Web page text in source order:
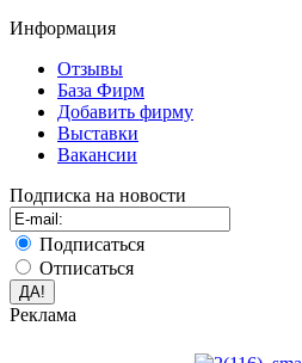
Информация
Отзывы
База Фирм
Добавить фирму
Выставки
Вакансии
Подписка на новости
Подписаться
Отписаться
Реклама